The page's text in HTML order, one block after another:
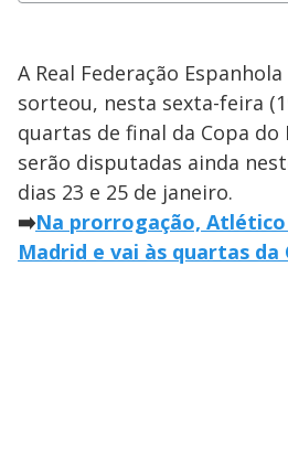
A Real Federação
sorteou, nesta sexta-feira
quartas de final da Copa do
serão disputadas ainda
dias 23 e 25 de janeiro.
➡️Na prorrogação, Atlético
Madrid e vai às quartas da